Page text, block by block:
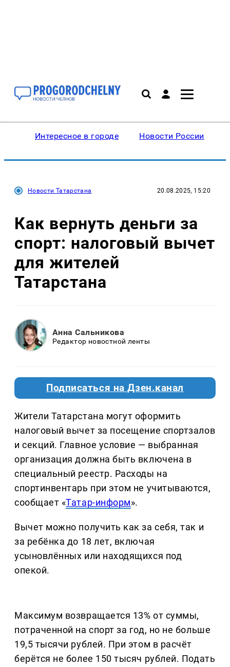
Интересное в городе Новости России
Новости Татарстана 20.08.2025, 15:20
Как вернуть деньги за
спорт: налоговый вычет
для жителей
Татарстана
Анна Сальникова
Редактор новостной ленты
Подписаться на Дзен.канал
Жители Татарстана могут оформить
налоговый вычет за посещение спортзалов
и секций. Главное условие — выбранная
организация должна быть включена в
специальный реестр. Расходы на
спортинвентарь при этом не учитываются,
сообщает «Татар-информ».
Вычет можно получить как за себя, так и
за ребёнка до 18 лет, включая
усыновлённых или находящихся под
опекой.
Максимум возвращается 13% от суммы,
потраченной на спорт за год, но не больше
19,5 тысячи рублей. При этом в расчёт
берётся не более 150 тысяч рублей. Подать